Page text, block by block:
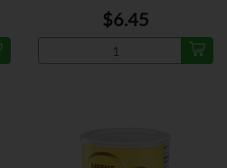
$6.45